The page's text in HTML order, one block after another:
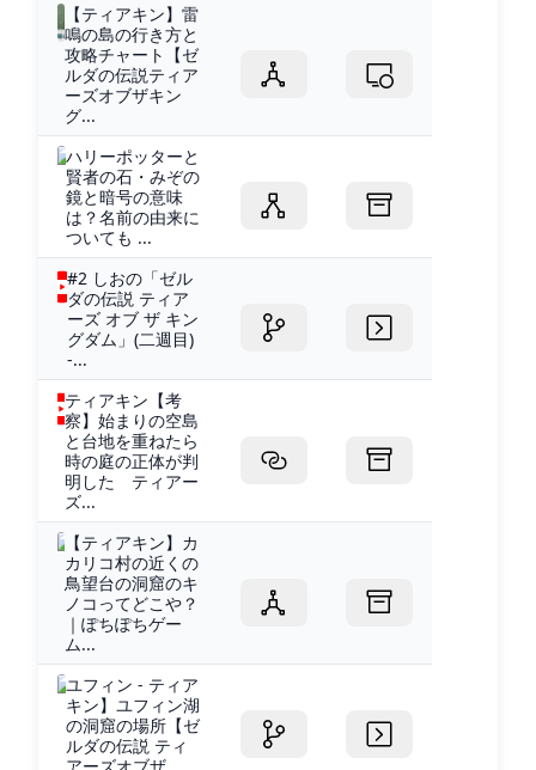
【ティアキン】雷
鳴の島の行き方と
攻略チャート【ゼ
ルダの伝説ティア
ーズオブザキン
グ...
ハリーポッターと
賢者の石・みぞの
鏡と暗号の意味
は？名前の由来に
ついても ...
#2 しおの「ゼル
ダの伝説 ティア
ーズ オブ ザ キン
グダム」(二週目)
-...
ティアキン【考
察】始まりの空島
と台地を重ねたら
時の庭の正体が判
明した ティアー
ズ...
【ティアキン】カ
カリコ村の近くの
鳥望台の洞窟のキ
ノコってどこや？
｜ぽちぽちゲー
ム...
ユフィン - ティア
キン】ユフィン湖
の洞窟の場所【ゼ
ルダの伝説 ティ